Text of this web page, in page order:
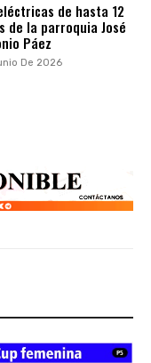
de hasta 12
de la parroquia José
Páez
De 2026